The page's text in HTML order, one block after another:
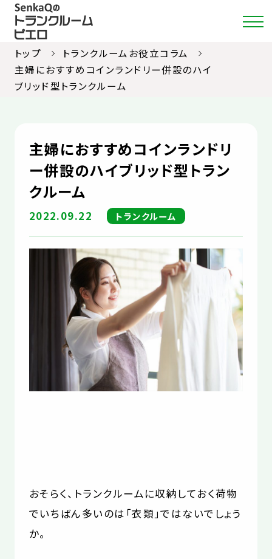
ご利用ガイド
お部屋紹介
お知らせ
お役立コラム
よくあるご質問
トップ
トランクルームお役立コラム
主婦におすすめコインランドリー併設のハイ
ブリッド型トランクルーム
主婦におすすめコインランドリ
ー併設のハイブリッド型トラン
クルーム
2022.09.22 トランクルーム
おそらく、トランクルームに収納しておく荷物
でいちばん多いのは「衣類」ではないでしょう
か。